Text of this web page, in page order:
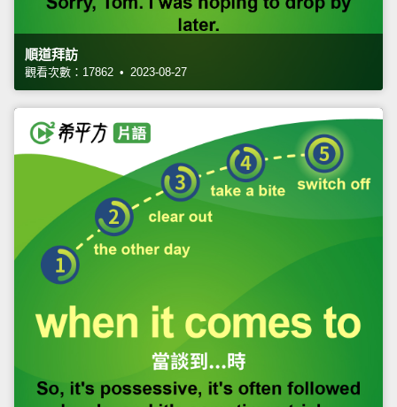
順道拜訪
觀看次數：17862 • 2023-08-27